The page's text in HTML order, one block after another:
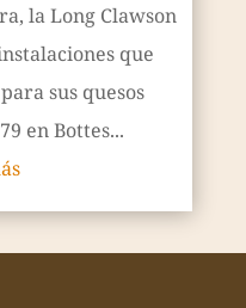
la Long Clawson
que
sus quesos
en Bottes...